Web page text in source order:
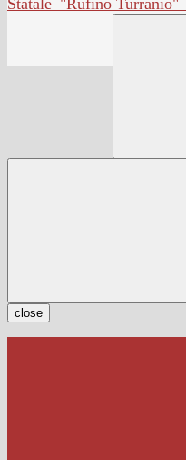
Statale "Rufino Turranio"
close